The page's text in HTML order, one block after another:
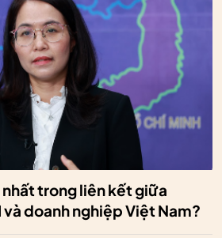
nhất trong liên kết giữa
doanh nghiệp Việt Nam?